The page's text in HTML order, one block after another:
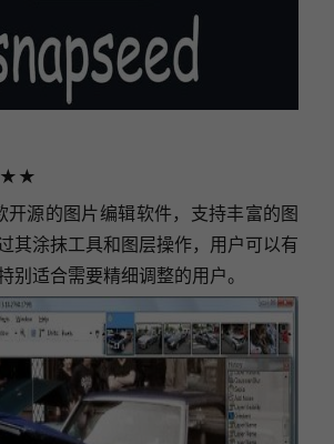
开源的图片编辑软件，支持丰富的图
其涂抹工具和图层操作，用户可以有
别适合需要精细调整的用户。